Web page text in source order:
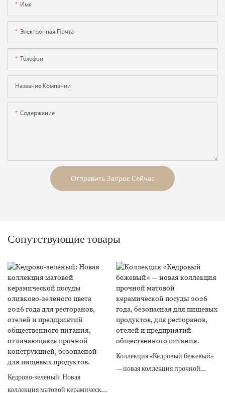
Имя
Электронная Почта
Телефон
Название Компании
Содержание
Отправить Запрос Сейчас
Сопутствующие товары
Кедрово-зеленый: Новая
коллекция матовой керамической
Коллекция «Кедровый бежевый»
— новая коллекция прочной